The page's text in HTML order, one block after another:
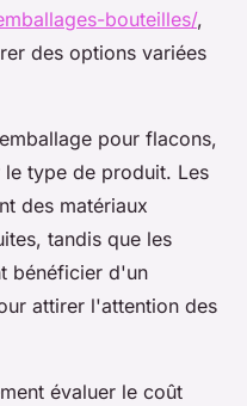
bouteilles/,
des options variées
pour flacons,
type de produit. Les
des matériaux
tandis que les
bénéficier d'un
attirer l'attention des
évaluer le coût